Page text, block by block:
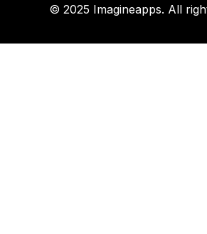
© 2025 Imagineapps. All